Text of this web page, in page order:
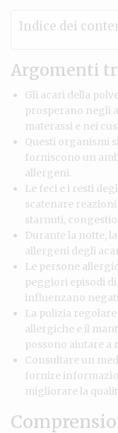
Indice dei
Argomenti
Gli acari della
prosperano negli
materassi e nei
Questi organismi
forniscono un
allergeni.
Le feci e i resti
scatenare
starnuti,
Durante la notte,
allergeni degli
Le persone
peggiori episodi
influenzano
La pulizia regolare
allergiche e il
possono aiutare a
Consultare un
fornire
migliorare la